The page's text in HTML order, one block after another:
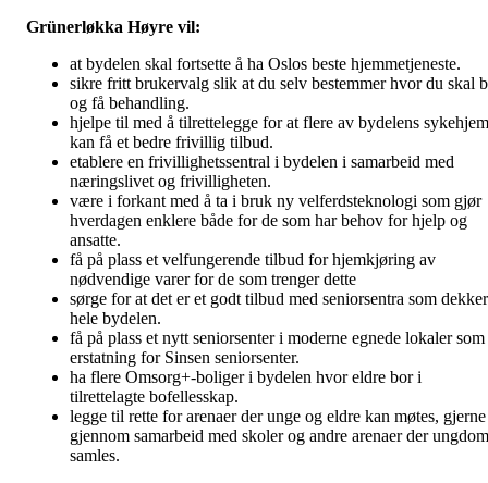
Grünerløkka Høyre vil:
at bydelen skal fortsette å ha Oslos beste hjemmetjeneste.
sikre fritt brukervalg slik at du selv bestemmer hvor du skal
og få behandling.
hjelpe til med å tilrettelegge for at flere av bydelens sykehjem
kan få et bedre frivillig tilbud.
etablere en frivillighetssentral i bydelen i samarbeid med
næringslivet og frivilligheten.
være i forkant med å ta i bruk ny velferdsteknologi som gjør
hverdagen enklere både for de som har behov for hjelp og
ansatte.
få på plass et velfungerende tilbud for hjemkjøring av
nødvendige varer for de som trenger dette
sørge for at det er et godt tilbud med seniorsentra som dekker
hele bydelen.
få på plass et nytt seniorsenter i moderne egnede lokaler som
erstatning for Sinsen seniorsenter.
ha flere Omsorg+-boliger i bydelen hvor eldre bor i
tilrettelagte bofellesskap.
legge til rette for arenaer der unge og eldre kan møtes, gjerne
gjennom samarbeid med skoler og andre arenaer der ungdom
samles.